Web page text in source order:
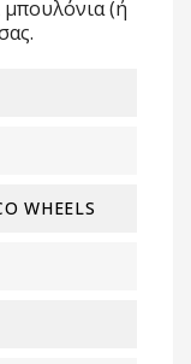
μπουλόνια (ή
WHEELS